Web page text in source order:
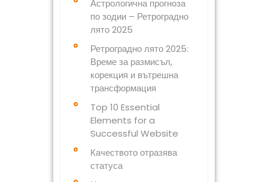
Астрологична прогноза
по зодии – Ретроградно
лято 2025
Ретроградно лято 2025:
Време за размисъл,
корекция и вътрешна
трансформация
Top 10 Essential
Elements for a
Successful Website
Качеството отразява
статуса